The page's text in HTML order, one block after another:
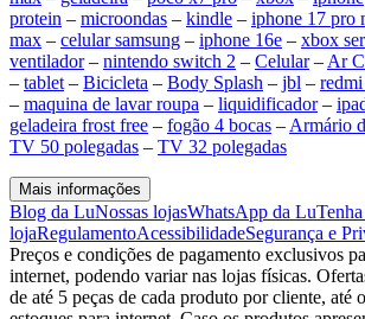
protein – microondas – kindle – iphone 17 pro
max – celular samsung – iphone 16e – xbox
ventilador– nintendo switch 2 – Celular– Ar
– tablet – Bicicleta – Body Splash – jbl –
– maquina de lavar roupa – liquidificador–
geladeira frost free – fogão 4 bocas – Armário
TV 50 polegadas – TV 32 polegadas
Mais informações
Blog da LuNossas lojasWhatsApp da LuTenha
lojaRegulamentoAcessibilidadeSegurança e
Preços e condições de pagamento exclusivos
internet, podendo variar nas lojas físicas.
de até 5 peças de cada produto por cliente, até